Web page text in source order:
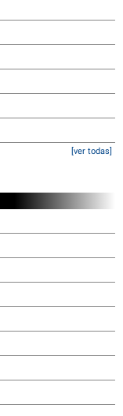
[ver todas]